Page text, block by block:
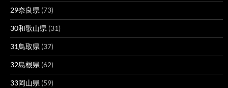
29奈良県 (73)
30和歌山県 (31)
31鳥取県 (37)
32島根県 (62)
33岡山県 (59)